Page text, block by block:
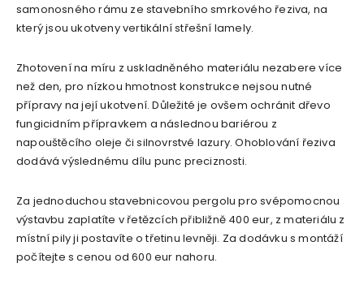
samonosného rámu ze stavebního smrkového řeziva, na
který jsou ukotveny vertikální střešní lamely.
Zhotovení na míru z uskladněného materiálu nezabere více
než den, pro nízkou hmotnost konstrukce nejsou nutné
přípravy na její ukotvení. Důležité je ovšem ochránit dřevo
fungicidním přípravkem a následnou bariérou z
napouštěcího oleje či silnovrstvé lazury. Ohoblování řeziva
dodává výslednému dílu punc preciznosti.
Za jednoduchou stavebnicovou pergolu pro svépomocnou
výstavbu zaplatíte v řetězcích přibližně 400 eur, z materiálu z
místní pily ji postavíte o třetinu levněji. Za dodávku s montáží
počítejte s cenou od 600 eur nahoru.